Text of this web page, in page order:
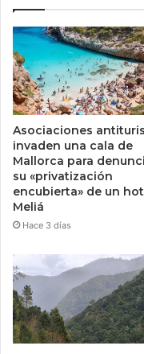
Asociaciones
invaden una cala de
Mallorca para
su «privatización
encubierta» de un
Meliá
Hace 3 días